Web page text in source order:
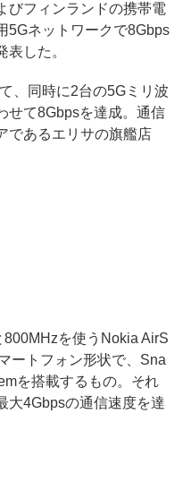
フィンランドの携帯電
5Gネットワークで8Gbps
した。
、同時に2台の5Gミリ波
せて8Gbpsを達成。通信
であるエリサの旗艦店
を使うNokia AirS
ートフォン形状で、Sna
を搭載するもの。それ
大4Gbpsの通信速度を達